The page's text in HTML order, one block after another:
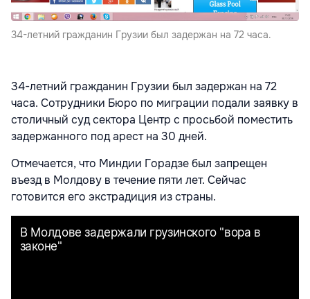
34-летний гражданин Грузии был задержан на 72 часа.
34-летний гражданин Грузии был задержан на 72
часа. Сотрудники Бюро по миграции подали заявку в
столичный суд сектора Центр с просьбой поместить
задержанного под арест на 30 дней.
Отмечается, что Миндии Горадзе был запрещен
въезд в Молдову в течение пяти лет. Сейчас
готовится его экстрадиция из страны.